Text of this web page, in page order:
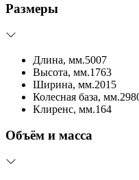
Размеры
Длина, мм.5007
Высота, мм.1763
Ширина, мм.2015
Колесная база, мм.
Клиренс, мм.164
Объём и масса